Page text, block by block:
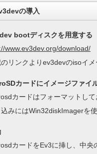
の導入
bootディスクを用意する
www.ev3dev.org/download/
のリンクよりev3devのisoイ
カードにイメージファイ
カードはフォーマットして
みにはWin32diskImagerを使
カードをEv3に挿し、中央